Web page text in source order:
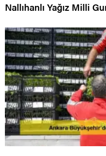
Nallıhanlı Yağız Milli